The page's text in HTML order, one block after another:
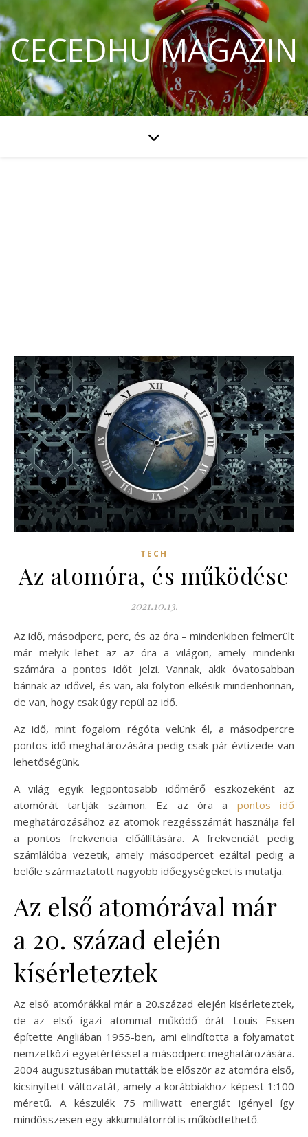
CECEDHU MAGAZIN
TECH
Az atomóra, és működése
2021.10.13.
Az idő, másodperc, perc, és az óra – mindenkiben felmerült
már melyik lehet az az óra a világon, amely mindenki
számára a pontos időt jelzi. Vannak, akik óvatosabban
bánnak az idővel, és van, aki folyton elkésik mindenhonnan,
de van, hogy csak úgy repül az idő.
Az idő, mint fogalom régóta velünk él, a másodpercre
pontos idő meghatározására pedig csak pár évtizede van
lehetőségünk.
A világ egyik legpontosabb időmérő eszközeként az
atomórát tartják számon. Ez az óra a pontos idő
meghatározásához az atomok rezgésszámát használja fel
a pontos frekvencia előállítására. A frekvenciát pedig
számlálóba vezetik, amely másodpercet ezáltal pedig a
belőle származtatott nagyobb időegységeket is mutatja.
Az első atomórával már
a 20. század elején
kísérleteztek
Az első atomórákkal már a 20.század elején kísérleteztek,
de az első igazi atommal működő órát Louis Essen
építette Angliában 1955-ben, ami elindította a folyamatot
nemzetközi egyetértéssel a másodperc meghatározására.
2004 augusztusában mutatták be először az atomóra első,
kicsinyített változatát, amely a korábbiakhoz képest 1:100
méretű. A készülék 75 milliwatt energiát igényel így
mindösszesen egy akkumulátorról is működtethető.